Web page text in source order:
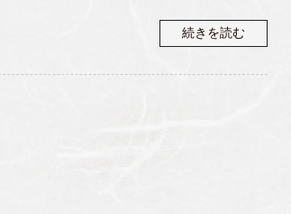
続きを読む